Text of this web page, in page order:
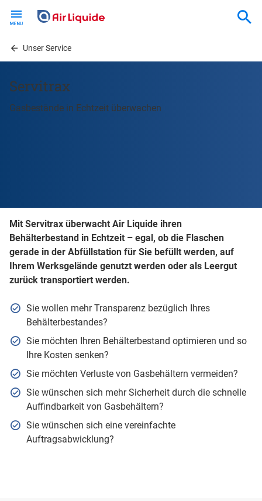
contentUnser Service
Servitrax
Gasbestände in Echtzeit überwachen
Mit Servitrax überwacht Air Liquide ihren
Behälterbestand in Echtzeit – egal, ob die Flaschen
gerade in der Abfüllstation für Sie befüllt werden, auf
Ihrem Werksgelände genutzt werden oder als Leergut
zurück transportiert werden.
Sie wollen mehr Transparenz bezüglich Ihres
Behälterbestandes?
Sie möchten Ihren Behälterbestand optimieren und so
Ihre Kosten senken?
Sie möchten Verluste von Gasbehältern vermeiden?
Sie wünschen sich mehr Sicherheit durch die schnelle
Auffindbarkeit von Gasbehältern?
Sie wünschen sich eine vereinfachte
Auftragsabwicklung?